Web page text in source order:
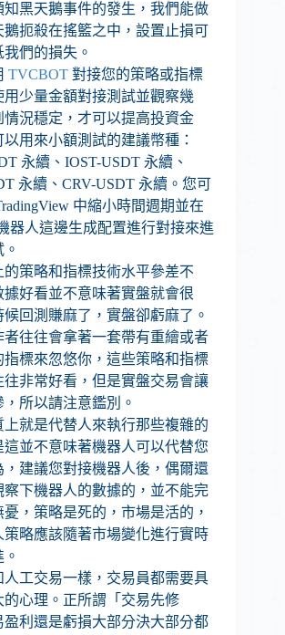
知黑天鵝事件的發生，我們能做
鵝扼殺在搖籃之中，設置止損可
們的損失。
TVCBOT 對接您的策略或指標
用少量金額對接測試並觀察幾
情況穩定，才可以提高投資金
用來小額測試的建議幣種：
永續、IOST-USDT 永續、
永續、CRV-USDT 永續。您可
中縮小時間週期並在
器人這邊生成配置進行對接來進
的策略和指標技術水平參差不
據好看並不意味著實盤就會很
回測賺麻了，實盤卻虧麻了。
者往往會拿著一套帶有重繪或者
指標來忽悠你，這些策略和指標
往非常好看，但是實盤交易會讓
所以請注意鑑別。
上就是代替人來執行那些複雜的
這並不意味著機器人可以代替您
，建議您對接機器人後，偶爾還
察下機器人的數據的，並不能完
，策略是死的，市場是活的，
策略應該隨著市場變化進行實時
人工交易一樣，交易員都需要具
的心理。正所謂「交易先修
盈利還是虧損大部分決大部分都